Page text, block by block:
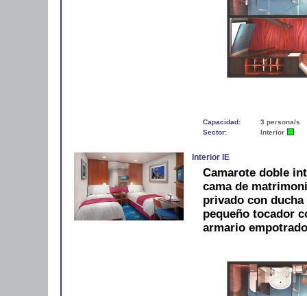
Capacidad:
3 persona/s
Sector:
Interior
Interior IE
Camarote doble
cama de
privado con
pequeño tocador
armario